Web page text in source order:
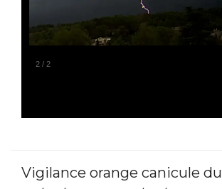
1 / 2
Vigilance orange canicule du